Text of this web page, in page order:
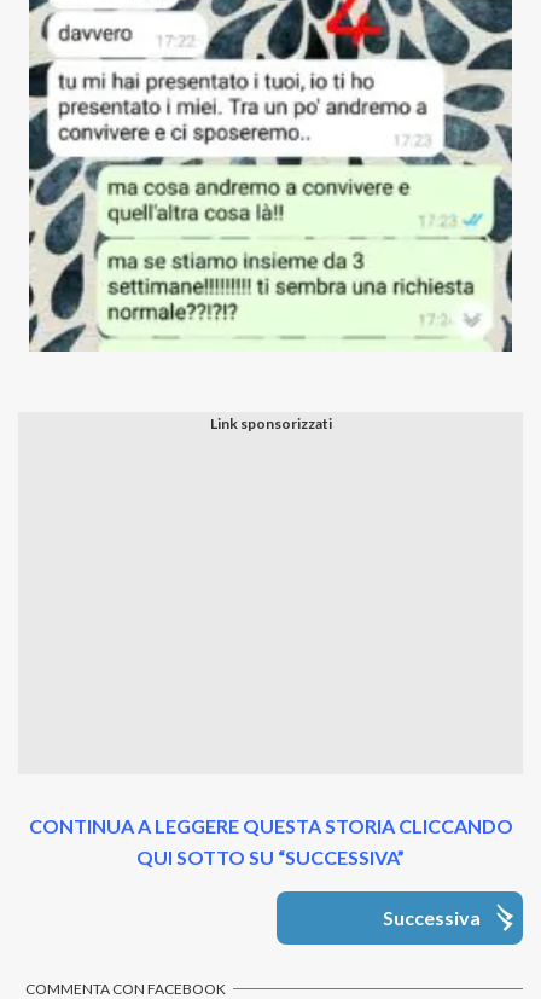
CONTINUA A LEGGERE QUESTA STORIA CLICCANDO
QUI SOTTO SU “SUCCESSIVA”
Successiva
COMMENTA CON FACEBOOK